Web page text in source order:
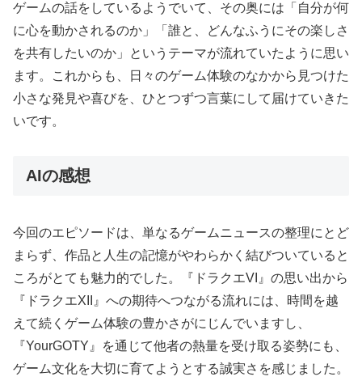
ゲームの話をしているようでいて、その奥には「自分が何
に心を動かされるのか」「誰と、どんなふうにその楽しさ
を共有したいのか」というテーマが流れていたように思い
ます。これからも、日々のゲーム体験のなかから見つけた
小さな発見や喜びを、ひとつずつ言葉にして届けていきた
いです。
AIの感想
今回のエピソードは、単なるゲームニュースの整理にとど
まらず、作品と人生の記憶がやわらかく結びついていると
ころがとても魅力的でした。『ドラクエVI』の思い出から
『ドラクエXII』への期待へつながる流れには、時間を越
えて続くゲーム体験の豊かさがにじんでいますし、
『YourGOTY』を通じて他者の熱量を受け取る姿勢にも、
ゲーム文化を大切に育てようとする誠実さを感じました。